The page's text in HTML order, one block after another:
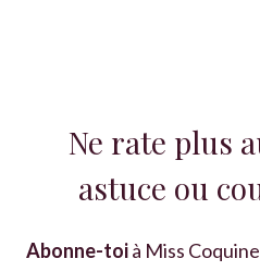
Ne rate plus
astuce ou
Abonne-toià Miss